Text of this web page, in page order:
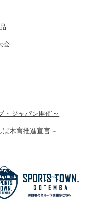
会
・ジャパン開催～
木育推進宣言～